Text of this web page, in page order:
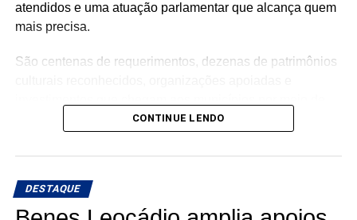
atendidos e uma atuação parlamentar que alcança quem
mais precisa.
São centenas de requerimentos, dezenas de patrimônios
emendas parlamentares. Um trabalho que demonstra que
ações concretas e resultados que reforçam seu
compromisso com o desenvolvimento do Rio Grande do
CONTINUE LENDO
DESTAQUE